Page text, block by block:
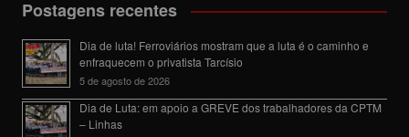
Postagens recentes
Dia de luta! Ferroviários mostram que a luta é o caminho e
enfraquecem o privatista Tarcísio
5 de agosto de 2026
Dia de Luta: em apoio a GREVE dos trabalhadores da CPTM
– Linhas